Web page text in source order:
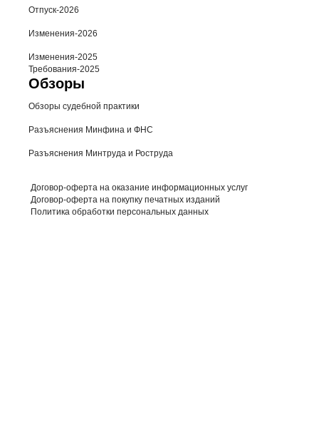
Отпуск-2026
Изменения-2026
Изменения-2025
Требования-2025
Обзоры
Обзоры судебной практики
Разъяснения Минфина и ФНС
Разъяснения Минтруда и Роструда
Договор-оферта на оказание информационных услуг
Договор-оферта на покупку печатных изданий
Политика обработки персональных данных